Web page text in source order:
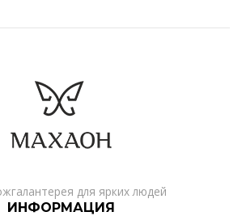
для ярких людей
ИНФОРМАЦИЯ